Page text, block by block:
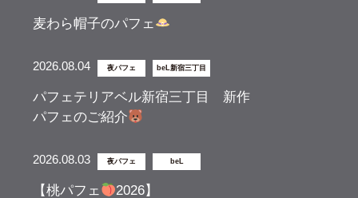
麦わら帽子のパフェ
2026.08.04 夜パフェ beL新宿三丁目
パフェテリアベル新宿三丁目 新作
パフェのご紹介
2026.08.03 夜パフェ beL
【桃パフェ 2026】